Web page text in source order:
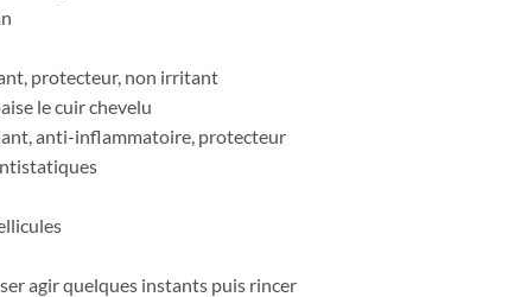
protecteur, non irritant
le cuir chevelu
anti-inflammatoire, protecteur
agir quelques instants puis rincer